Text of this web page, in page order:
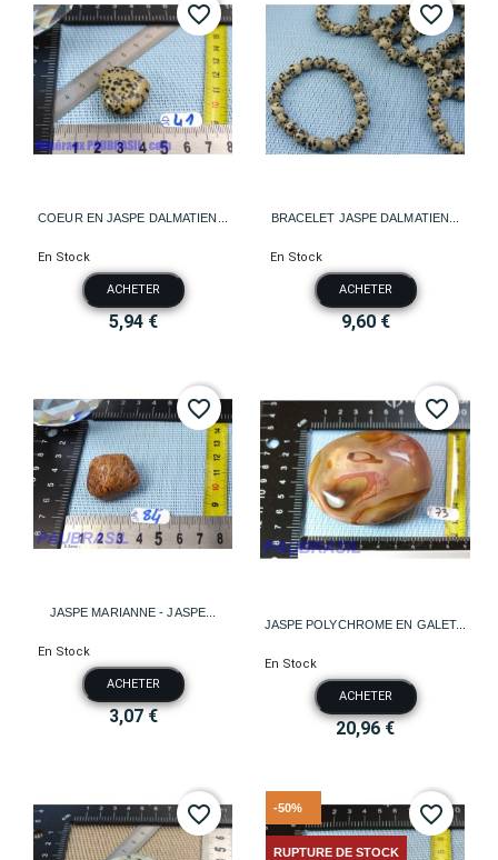
COEUR EN JASPE DALMATIEN...
En Stock
ACHETER
5,94 €
favorite_border
BRACELET JASPE DALMATIEN...
En Stock
ACHETER
9,60 €
favorite_border
JASPE MARIANNE - JASPE...
En Stock
ACHETER
3,07 €
favorite_border
JASPE POLYCHROME EN GALET...
En Stock
ACHETER
20,96 €
favorite_border
favorite_border -50%
RUPTURE DE STOCK
favorite_border